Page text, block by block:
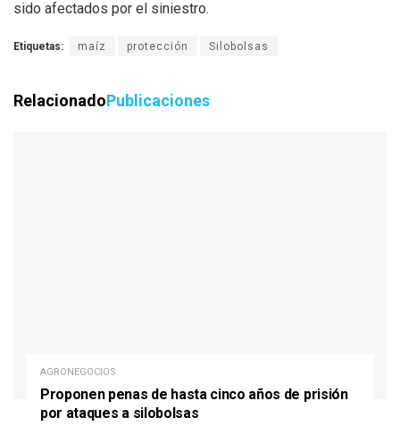
sido afectados por el siniestro.
Etiquetas: maíz protección Silobolsas
RelacionadoPublicaciones
AGRONEGOCIOS
Proponen penas de hasta cinco años de prisión
por ataques a silobolsas